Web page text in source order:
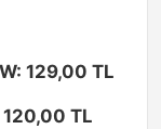
129,00 TL
TL